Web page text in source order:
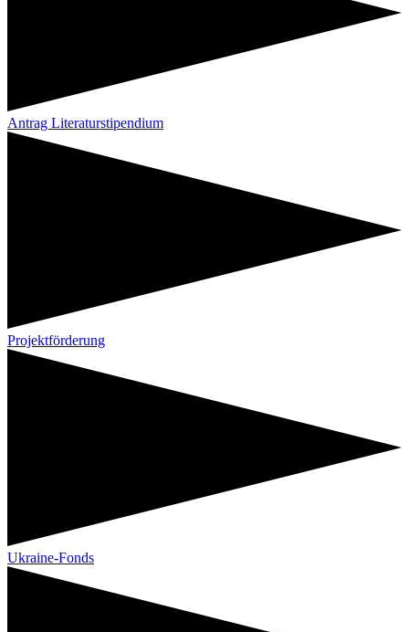
Antrag Literaturstipendium
Projektförderung
Ukraine-Fonds